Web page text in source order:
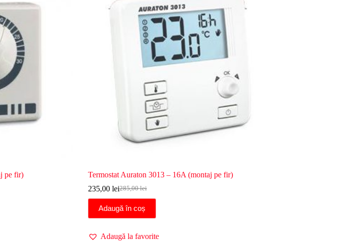
pe fir) Termostat Auraton 3013 – 16A (montaj pe fir)
285,00lei
Prețul
inițial
a
fost:
235,00 leiPrețul
curent
este:
235,00 lei.
Adaugă în coș
Adaugă la favorite